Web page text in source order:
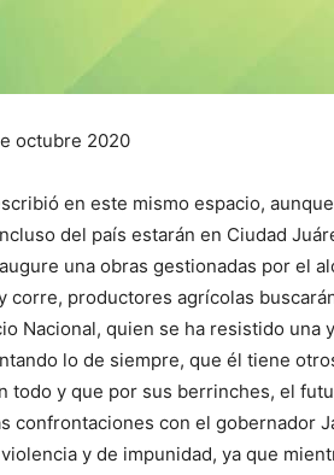
octubre 2020
en este mismo espacio,
del país estarán en Ciudad
una obras gestionadas por el
corre, productores agrícolas
Nacional, quien se ha resistido
lo de siempre, que él tiene
todo y que por sus berrinches, el
confrontaciones con el gobernador
y de impunidad, ya que